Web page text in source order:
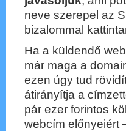
neve szerepel az
bizalommal
Ha a küldendő
már maga a
ezen úgy tud
átirányítja a
pár ezer forintos
webcím előnyeiért